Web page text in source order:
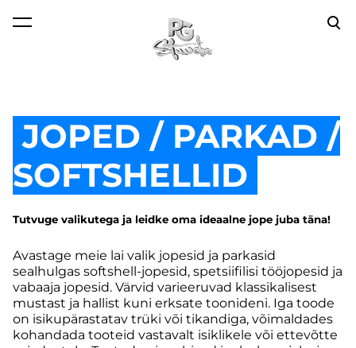
lisati ostukorvi. Vaata ostukorvi
JOPED / PARKAD /
SOFTSHELLID
Tutvuge valikutega ja leidke oma ideaalne jope juba täna!
Avastage meie lai valik jopesid ja parkasid
sealhulgas softshell-jopesid, spetsiifilisi tööjopesid ja
vabaaja jopesid. Värvid varieeruvad klassikalisest
mustast ja hallist kuni erksate toonideni. Iga toode
on isikupärastatav trüki või tikandiga, võimaldades
kohandada tooteid vastavalt isiklikele või ettevõtte